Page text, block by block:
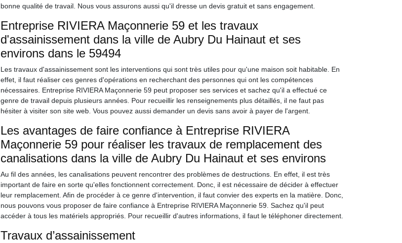
bonne qualité de travail. Nous vous assurons aussi qu'il dresse un devis gratuit et sans engagement.
Entreprise RIVIERA Maçonnerie 59 et les travaux
d'assainissement dans la ville de Aubry Du Hainaut et ses
environs dans le 59494
Les travaux d'assainissement sont les interventions qui sont très utiles pour qu'une maison soit habitable. En
effet, il faut réaliser ces genres d'opérations en recherchant des personnes qui ont les compétences
nécessaires. Entreprise RIVIERA Maçonnerie 59 peut proposer ses services et sachez qu'il a effectué ce
genre de travail depuis plusieurs années. Pour recueillir les renseignements plus détaillés, il ne faut pas
hésiter à visiter son site web. Vous pouvez aussi demander un devis sans avoir à payer de l'argent.
Les avantages de faire confiance à Entreprise RIVIERA
Maçonnerie 59 pour réaliser les travaux de remplacement des
canalisations dans la ville de Aubry Du Hainaut et ses environs
Au fil des années, les canalisations peuvent rencontrer des problèmes de destructions. En effet, il est très
important de faire en sorte qu'elles fonctionnent correctement. Donc, il est nécessaire de décider à effectuer
leur remplacement. Afin de procéder à ce genre d'intervention, il faut convier des experts en la matière. Donc,
nous pouvons vous proposer de faire confiance à Entreprise RIVIERA Maçonnerie 59. Sachez qu'il peut
accéder à tous les matériels appropriés. Pour recueillir d'autres informations, il faut le téléphoner directement.
Travaux d’assainissement